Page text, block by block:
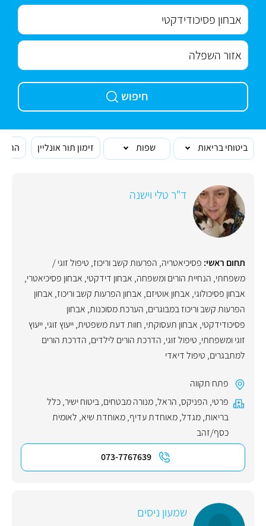
חיפוש
ביטוחי בריאות שפות זימון תור אונליין
ד"ר טלי וישנה
תחום ראשי: פסיכיאטריה, הפרעות קשב וריכוז, טיפול זוגי /
משפחתי, הנחיית הורים ומשפחה, אבחון דידקטי, אבחון פסיכיאטרי,
אבחון פסיכולוגי, אבחון אוטיזם, אבחון הפרעות קשב וריכוז, אבחון
הפרעות קשב וריכוז במבוגרים, הערכת מסוכנות, אבחון
פסיכודידקטי, אבחון תעסוקתי, חוות דעת משפטית,ייעוץ זוגי,ייעוץ
זוגי ומשפחתי, טיפול זוגי, הדרכת הורים לילדים, הדרכת הורים
למתבגרים, טיפול דיאדי
פתח תקווה
פרטי, הפניקס, הראל,מנורה מבטחים,ביטוח ישיר,כלל
בריאות,מגדל,מאוחדת עדיף,מאוחדת שיא, לאומית
כסף/זהב
073-7767639
שמעון ניסים